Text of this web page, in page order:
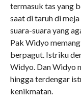
termasuk tas yang
saat di taruh di
suara-suara yang
Pak Widyo
berpagut. Istriku
Widyo. Dan Widyo
hingga terdengar
kenikmatan.